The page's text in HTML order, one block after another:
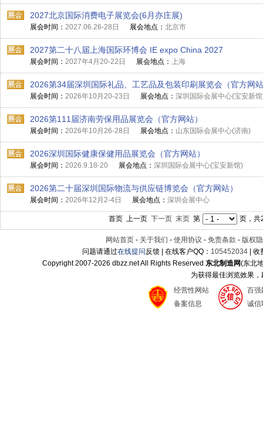
2027北京国际消费电子展览会(6月亦庄展)
展会时间： 2027.06.26-28日 展会地点： 北京市
2027第二十八届上海国际环博会 IE expo China 2027
展会时间： 2027年4月20-22日 展会地点： 上海
2026第34届深圳国际礼品、工艺品及包装印刷展览会（官方网
展会时间： 2026年10月20-23日 展会地点： 深圳国际会展中心(宝安新
2026第111届济南劳保用品展览会（官方网站）
展会时间： 2026年10月26-28日 展会地点： 山东国际会展中心(济南)
2026深圳国际健康保健用品展览会（官方网站）
展会时间： 2026.9.18-20 展会地点： 深圳国际会展中心(宝安新馆)
2026第二十届深圳国际物流与供应链博览会（官方网站）
展会时间： 2026年12月2-4日 展会地点： 深圳会展中心
首页 上一页 下一页 末页 第 页，
网站首页 - 关于我们 - 使用协议 - 免责条款 - 版权
问题请通过在线提问反馈 | 在线客户QQ： 105452034 |
Copyright 2007-2026 dbzz.net All Rights Reserved东北制造网(东北
为获得最佳浏览效果
经营性网站
备案信息
百强
诚信